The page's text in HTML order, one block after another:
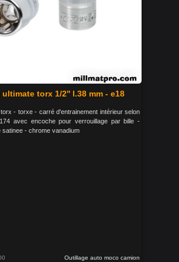
torx 1/2'' l.38 mm - e18
torx - torxe - carré d'entrainement intérieur selon
avec encoche pour verrouillage par bille -
satinee - chrome vanadium
Outillage auto moco camion